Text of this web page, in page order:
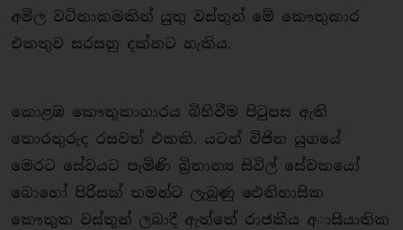
අමිල වටිනාකමකින් යුතු වස්තුන් මේ කෞතුකාර
එකතුව සරසනු දක්නට හැකිය.
කොළඹ කෞතුකාගාරය බිහිවීම පිටුපස ඇති ​
තොරතුරුද රසවත් එකකි. යටත් විජිත යුගයේ
මෙරට සේවයට පැමිණි බ්‍රිතාන්‍ය සිවිල් සේවකයෝ
බොහෝ පිරිසක් තමන්ට ලැබුණු ඓතිහාසික
කෞතුක වස්තුන් ලබාදී ඇත්තේ රාජකීය අාසියාතික